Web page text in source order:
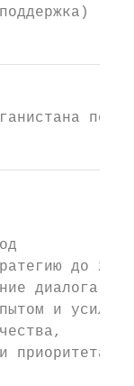
до 2030
диалога по
и
что
приоритетами